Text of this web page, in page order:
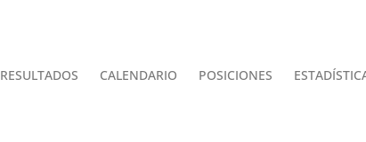
RESULTADOS CALENDARIO POSICIONES